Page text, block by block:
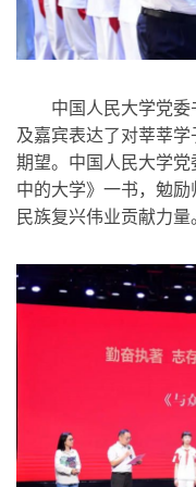
中国人民大学党
及嘉宾表达了对莘莘
期望。中国人民大学
中的大学》一书，勉励
民族复兴伟业贡献力量